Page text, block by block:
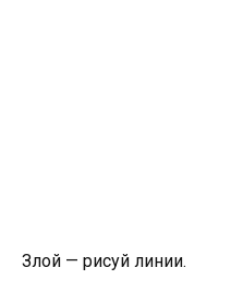
Злой — рисуй линии.